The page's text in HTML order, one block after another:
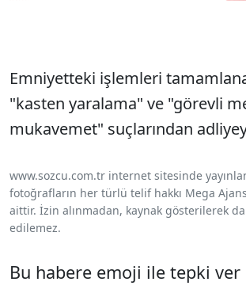
Emniyetteki işlemleri
"kasten yaralama" ve "görevli
mukavemet" suçlarından
www.sozcu.com.tr internet sitesinde
fotoğrafların her türlü telif hakkı Mega
aittir. İzin alınmadan, kaynak gösterilerek
edilemez.
Bu habere emoji ile tepki ver